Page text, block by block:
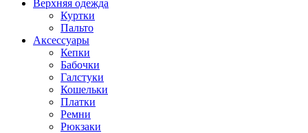
Верхняя одежда
Куртки
Пальто
Аксессуары
Кепки
Бабочки
Галстуки
Кошельки
Платки
Ремни
Рюкзаки